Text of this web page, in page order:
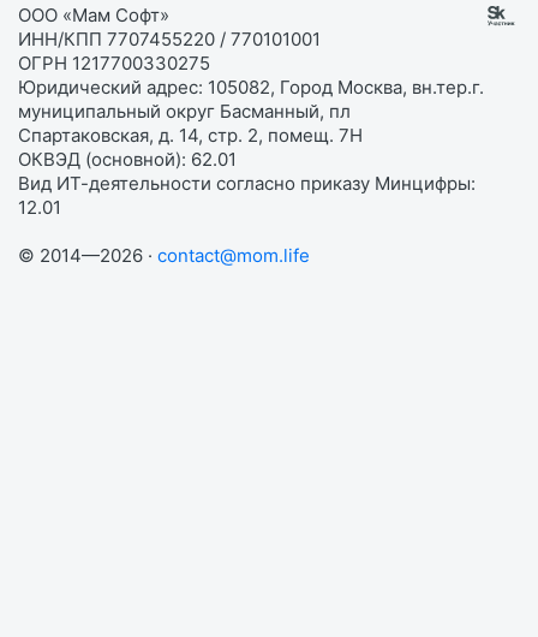
ООО «Мам Софт»
ИНН/КПП 7707455220 / 770101001
ОГРН 1217700330275
Юридический адрес: 105082, Город Москва, вн.тер.г.
муниципальный округ Басманный, пл
Спартаковская, д. 14, стр. 2, помещ. 7Н
ОКВЭД (основной): 62.01
Вид ИТ-деятельности согласно приказу Минцифры:
12.01
© 2014—2026 · contact@mom.life